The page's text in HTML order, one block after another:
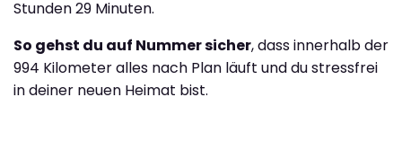
Stunden 29 Minuten.
So gehst du auf Nummer sicher, dass innerhalb der
994 Kilometer alles nach Plan läuft und du stressfrei
in deiner neuen Heimat bist.